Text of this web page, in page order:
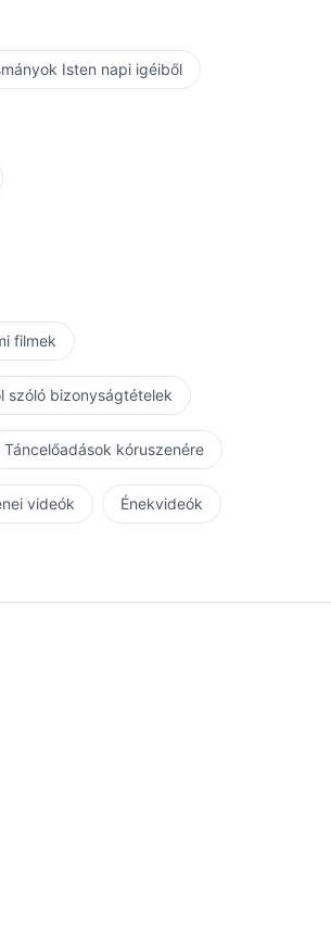
Isten napi igéiből
filmek
szóló bizonyságtételek
Táncelőadások kóruszenére
videók Énekvideók